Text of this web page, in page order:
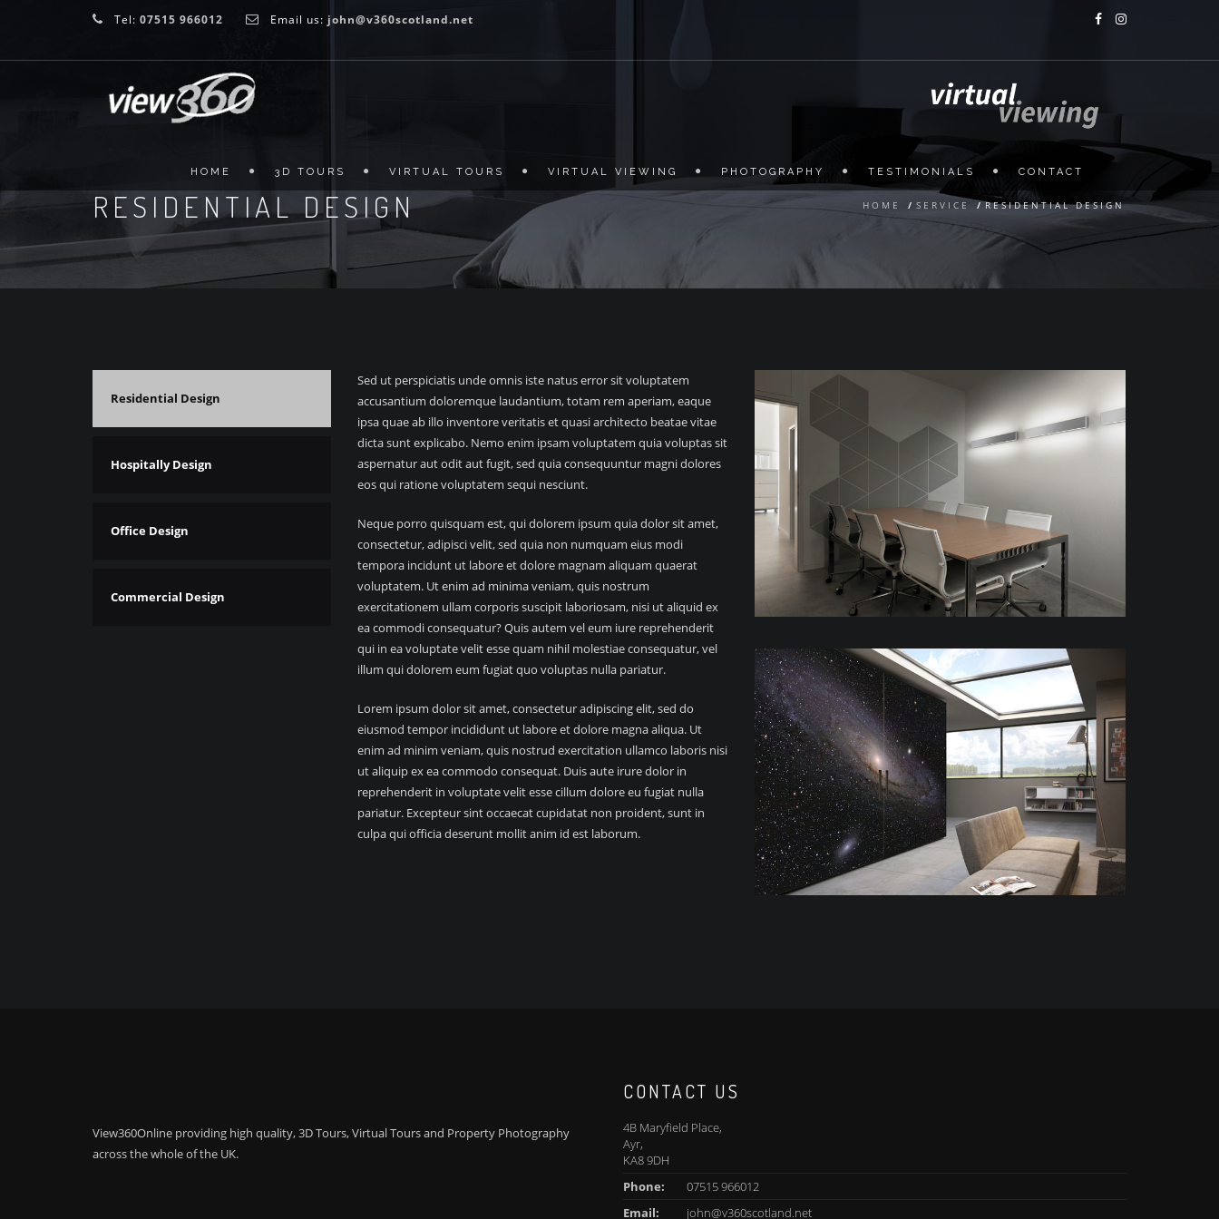
Tel: 07515 966012 Email us: john@v360scotland.net
HOME 3D TOURS VIRTUAL TOURS VIRTUAL VIEWING PHOTOGRAPHY TESTIMONIALS CONTACT
RESIDENTIAL DESIGN HOME / SERVICE /RESIDENTIAL DESIGN
Residential Design
Hospitally Design
Office Design
Commercial Design
Sed ut perspiciatis unde omnis iste natus error sit voluptatem
accusantium doloremque laudantium, totam rem aperiam, eaque
ipsa quae ab illo inventore veritatis et quasi architecto beatae vitae
dicta sunt explicabo. Nemo enim ipsam voluptatem quia voluptas sit
aspernatur aut odit aut fugit, sed quia consequuntur magni dolores
eos qui ratione voluptatem sequi nesciunt.
Neque porro quisquam est, qui dolorem ipsum quia dolor sit amet,
consectetur, adipisci velit, sed quia non numquam eius modi
tempora incidunt ut labore et dolore magnam aliquam quaerat
voluptatem. Ut enim ad minima veniam, quis nostrum
exercitationem ullam corporis suscipit laboriosam, nisi ut aliquid ex
ea commodi consequatur? Quis autem vel eum iure reprehenderit
qui in ea voluptate velit esse quam nihil molestiae consequatur, vel
illum qui dolorem eum fugiat quo voluptas nulla pariatur.
Lorem ipsum dolor sit amet, consectetur adipiscing elit, sed do
eiusmod tempor incididunt ut labore et dolore magna aliqua. Ut
enim ad minim veniam, quis nostrud exercitation ullamco laboris nisi
ut aliquip ex ea commodo consequat. Duis aute irure dolor in
reprehenderit in voluptate velit esse cillum dolore eu fugiat nulla
pariatur. Excepteur sint occaecat cupidatat non proident, sunt in
culpa qui officia deserunt mollit anim id est laborum.
View360Online providing high quality, 3D Tours, Virtual Tours and Property Photography
across the whole of the UK.
CONTACT US
4B Maryfield Place,
Ayr,
KA8 9DH
Phone:
07515 966012
Email:
john@v360scotland.net